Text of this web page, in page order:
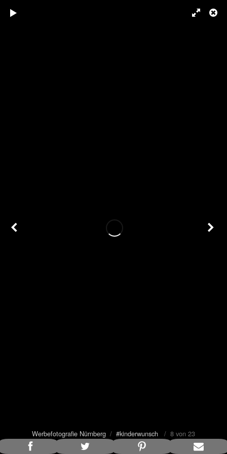
Werbefotografie Nürnberg / #kinderwunsch / 8 von 23
Bildunterschrift anzeigen